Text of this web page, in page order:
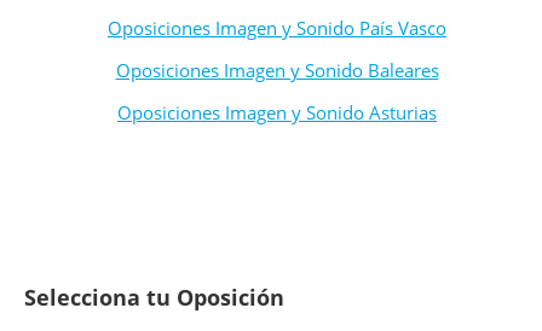
Oposiciones Imagen y Sonido País Vasco
Oposiciones Imagen y Sonido Baleares
Oposiciones Imagen y Sonido Asturias
Selecciona tu Oposición